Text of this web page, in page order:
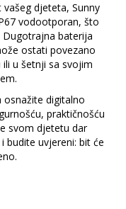
djeteta, Sunny
vodootporan, što
Dugotrajna baterija
ostati povezano
u šetnji sa svojim
osnažite digitalno
praktičnošću
svom djetetu dar
budite uvjereni: bit će